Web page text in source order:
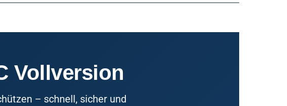
Vollversion
– schnell, sicher und